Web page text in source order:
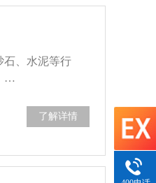
石、水泥等行
…
了解详情